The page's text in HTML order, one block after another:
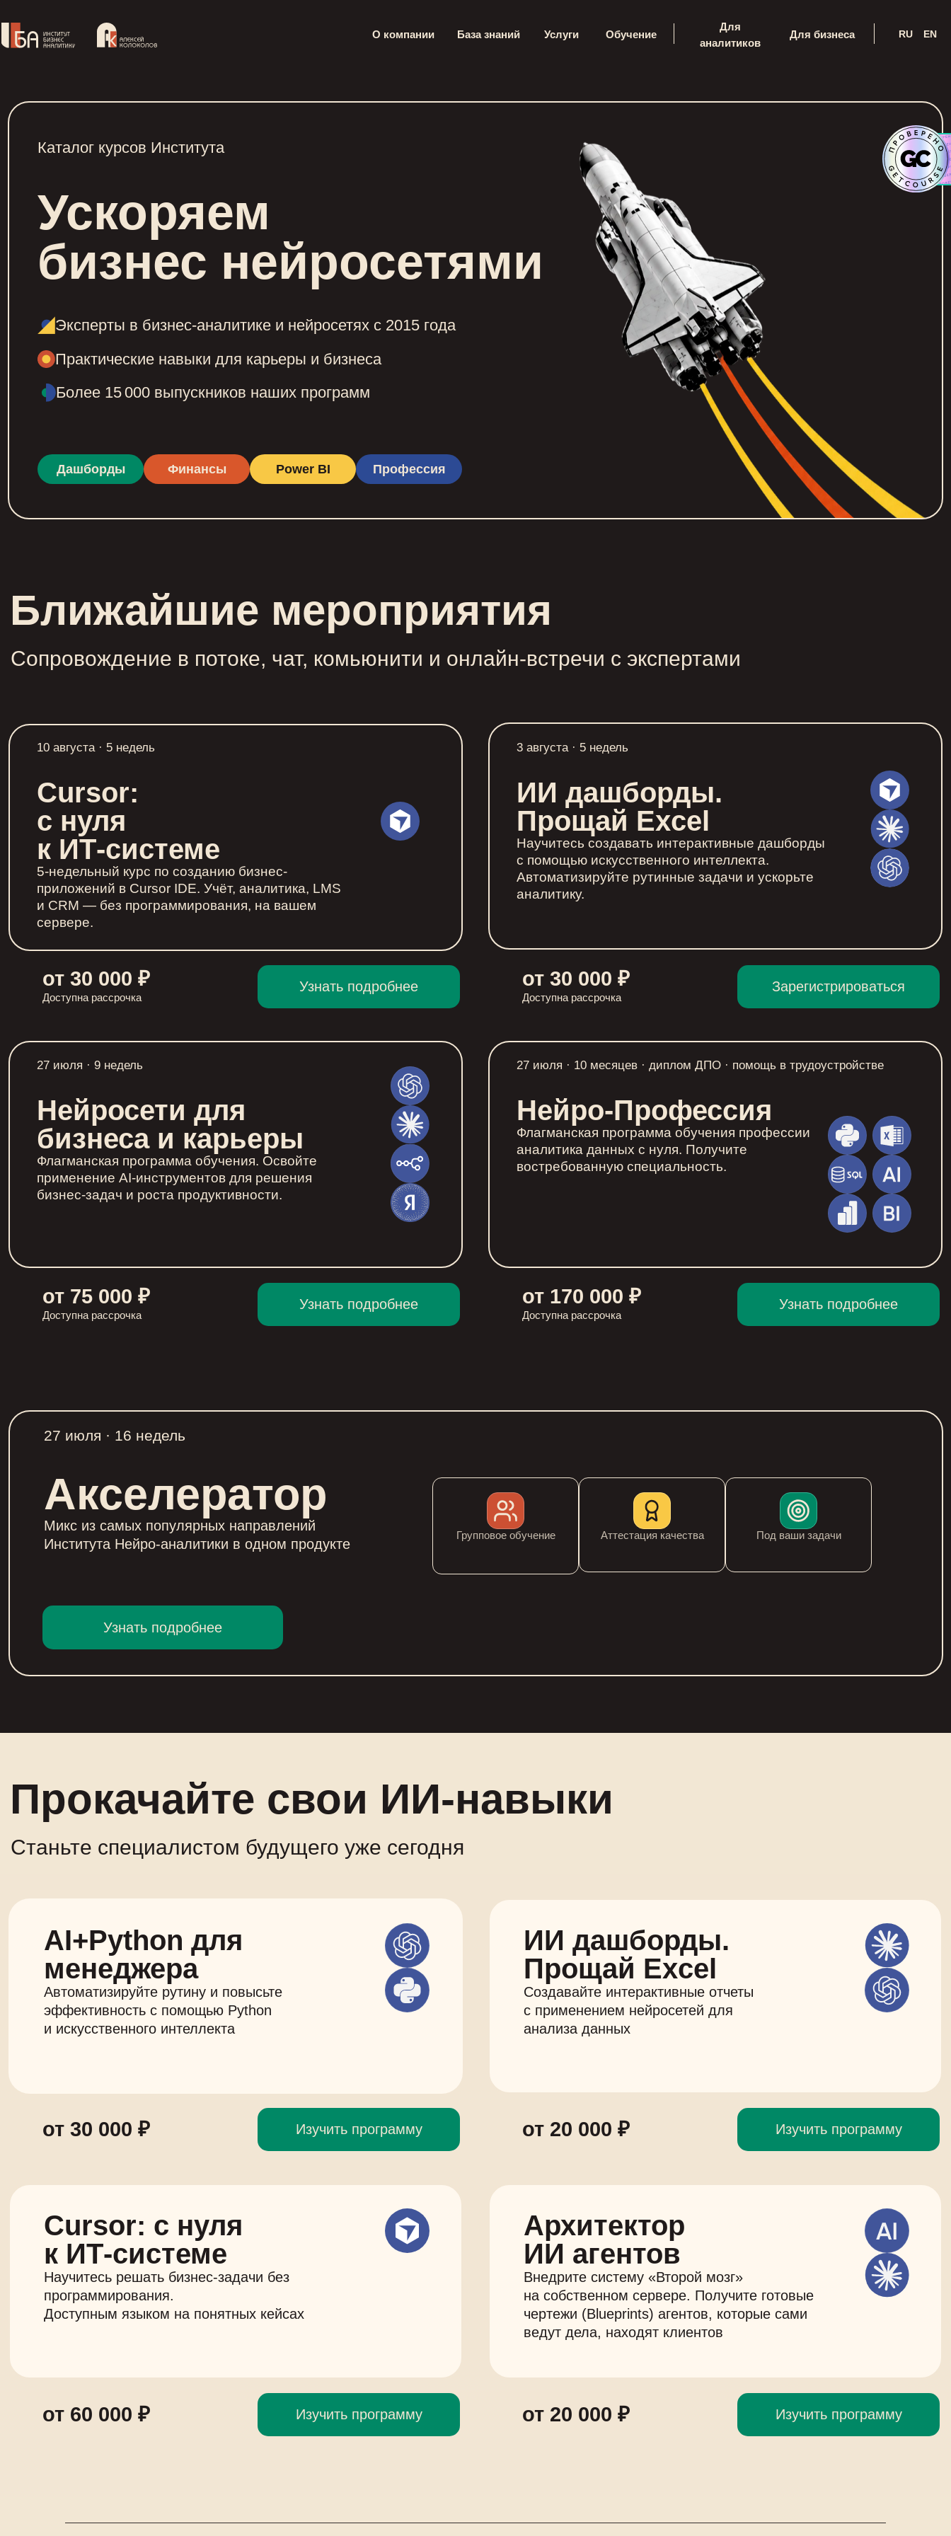
О компании База знаний Услуги Обучение
Для
аналитиков
Для бизнеса RU EN
Ускоряем
бизнес нейросетями
Каталог курсов Института
Эксперты в бизнес-аналитике и нейросетях с 2015 года
Практические навыки для карьеры и бизнеса
Более 15 000 выпускников наших программ
Дашборды Финансы Power BI Профессия
Ближайшие мероприятия
Сопровождение в потоке, чат, комьюнити и онлайн-встречи с экспертами
Cursor:
с нуля
к ИТ‑системе
5-недельный курс по созданию бизнес-
приложений в Cursor IDE. Учёт, аналитика, LMS
и CRM — без программирования, на вашем
сервере.
10 августа · 5 недель
от 30 000 ₽
Доступна рассрочка
Узнать подробнее
ИИ дашборды.
Прощай Excel
Научитесь создавать интерактивные дашборды
с помощью искусственного интеллекта.
Автоматизируйте рутинные задачи и ускорьте
аналитику.
3 августа · 5 недель
от 30 000 ₽
Доступна рассрочка
Зарегистрироваться
Нейросети для
бизнеса и карьеры
Флагманская программа обучения. Освойте
применение AI-инструментов для решения
бизнес-задач и роста продуктивности.
27 июля · 9 недель
от 75 000 ₽
Доступна рассрочка
Узнать подробнее
Нейро-Профессия
Флагманская программа обучения профессии
аналитика данных с нуля. Получите
востребованную специальность.
27 июля · 10 месяцев · диплом ДПО · помощь в трудоустройстве
от 170 000 ₽
Доступна рассрочка
Узнать подробнее
Акселератор
Микс из самых популярных направлений
Института Нейро-аналитики в одном продукте
27 июля · 16 недель
Узнать подробнее
Групповое обучение Аттестация качества Под ваши задачи
Прокачайте свои ИИ-навыки
Станьте специалистом будущего уже сегодня
AI+Python для
менеджера
Автоматизируйте рутину и повысьте
эффективность с помощью Python
и искусственного интеллекта
от 30 000 ₽ Изучить программу
ИИ дашборды.
Прощай Excel
Создавайте интерактивные отчеты
с применением нейросетей для
анализа данных
от 20 000 ₽ Изучить программу
Cursor: с нуля
к ИТ‑системе
Научитесь решать бизнес-задачи без
программирования.
Доступным языком на понятных кейсах
от 60 000 ₽ Изучить программу
Архитектор
ИИ агентов
Внедрите систему «Второй мозг»
на собственном сервере. Получите готовые
чертежи (Blueprints) агентов, которые сами
ведут дела, находят клиентов
от 20 000 ₽ Изучить программу